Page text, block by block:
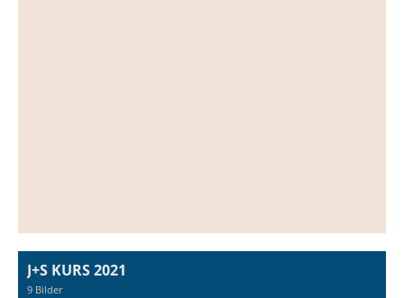
J+S KURS 2021
9 Bilder